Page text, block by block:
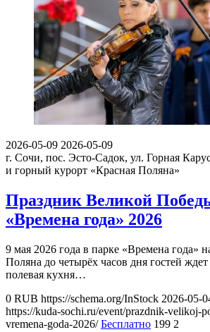
2026-05-09 2026-05-09
г. Сочи, пос. Эсто-Садок, ул. Горная
и горный курорт «Красная Поляна»
Праздник Великой
«Времена года» 2026
9 мая 2026 года в парке «Времена года»
Поляна до четырёх часов дня гостей
полевая кухня…
0 RUB https://schema.org/InStock 2026-05-
https://kuda-sochi.ru/event/prazdnik-velikoj-
vremena-goda-2026/ Бесплатно 199 2